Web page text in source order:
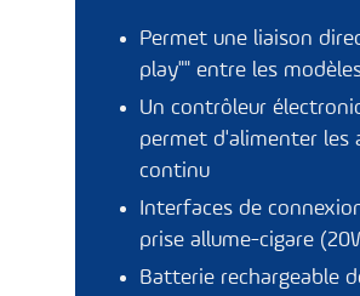
Permet une liaison
play"" entre les
Un contrôleur
permet d'alimenter les
continu
Interfaces de
prise allume-cigare
Batterie rechargeable